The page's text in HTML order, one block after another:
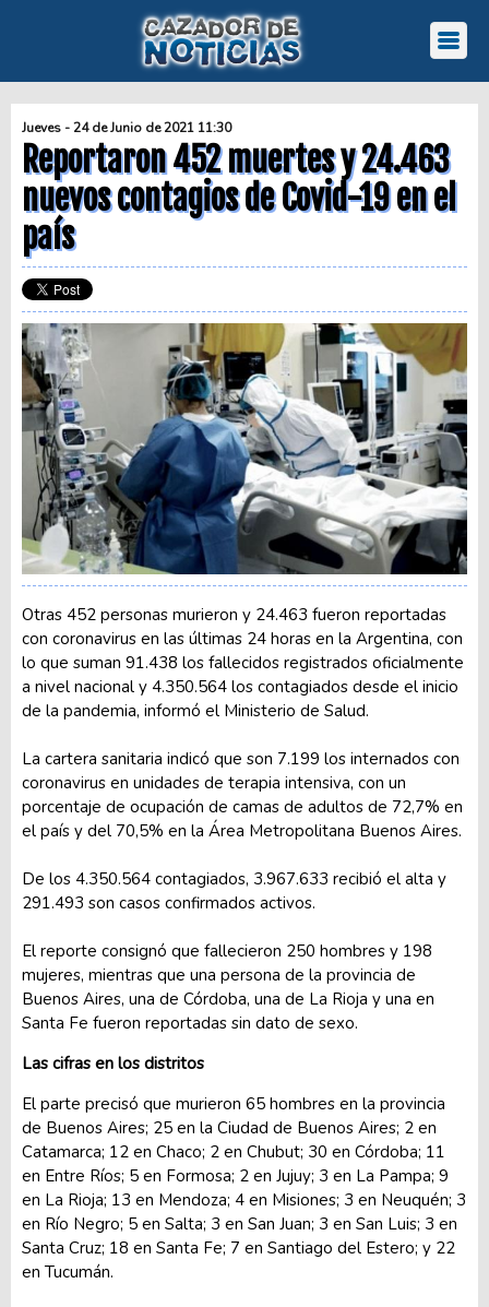
Jueves - 24 de Junio de 2021 11:30
Reportaron 452 muertes y 24.463
nuevos contagios de Covid-19 en el
país
Otras 452 personas murieron y 24.463 fueron reportadas
con coronavirus en las últimas 24 horas en la Argentina, con
lo que suman 91.438 los fallecidos registrados oficialmente
a nivel nacional y 4.350.564 los contagiados desde el inicio
de la pandemia, informó el Ministerio de Salud.
La cartera sanitaria indicó que son 7.199 los internados con
coronavirus en unidades de terapia intensiva, con un
porcentaje de ocupación de camas de adultos de 72,7% en
el país y del 70,5% en la Área Metropolitana Buenos Aires.
De los 4.350.564 contagiados, 3.967.633 recibió el alta y
291.493 son casos confirmados activos.
El reporte consignó que fallecieron 250 hombres y 198
mujeres, mientras que una persona de la provincia de
Buenos Aires, una de Córdoba, una de La Rioja y una en
Santa Fe fueron reportadas sin dato de sexo.
Las cifras en los distritos
El parte precisó que murieron 65 hombres en la provincia
de Buenos Aires; 25 en la Ciudad de Buenos Aires; 2 en
Catamarca; 12 en Chaco; 2 en Chubut; 30 en Córdoba; 11
en Entre Ríos; 5 en Formosa; 2 en Jujuy; 3 en La Pampa; 9
en La Rioja; 13 en Mendoza; 4 en Misiones; 3 en Neuquén; 3
en Río Negro; 5 en Salta; 3 en San Juan; 3 en San Luis; 3 en
Santa Cruz; 18 en Santa Fe; 7 en Santiago del Estero; y 22
en Tucumán.